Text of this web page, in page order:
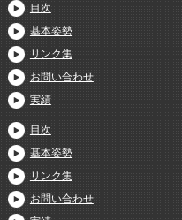
目次
基本姿勢
リンク集
お問い合わせ
実績
目次
基本姿勢
リンク集
お問い合わせ